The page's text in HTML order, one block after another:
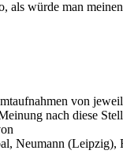
als würde man
von
nach diese
Neumann (Leipzig),